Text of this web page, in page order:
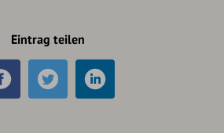
Eintrag teilen